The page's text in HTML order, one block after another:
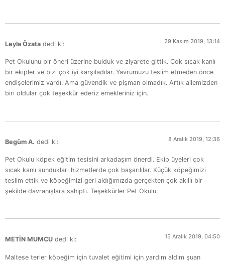
Leyla Özata dedi ki: 29 Kasım 2019, 13:14
Pet Okulunu bir öneri üzerine bulduk ve ziyarete gittik. Çok sıcak kanlı
bir ekipler ve bizi çok iyi karşıladılar. Yavrumuzu teslim etmeden önce
endişelerimiz vardı. Ama güvendik ve pişman olmadık. Artık ailemizden
biri oldular çok teşekkür ederiz emekleriniz için.
Begüm A. dedi ki: 8 Aralık 2019, 12:36
Pet Okulu köpek eğitim tesisini arkadaşım önerdi. Ekip üyeleri çok
sıcak kanlı sundukları hizmetlerde çok başarılılar. Küçük köpeğimizi
teslim ettik ve köpeğimizi geri aldığımızda gerçekten çok akıllı bir
şekilde davranışlara sahipti. Teşekkürler Pet Okulu.
METİN MUMCU dedi ki: 15 Aralık 2019, 04:50
Maltese terier köpeğim için tuvalet eğitimi için yardım aldım şuan